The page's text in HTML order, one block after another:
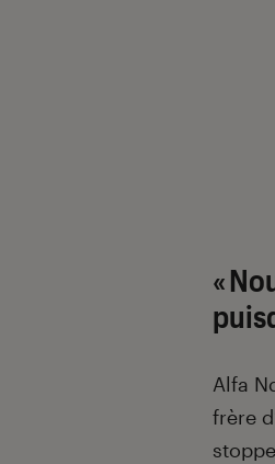
«
Alfa
frère